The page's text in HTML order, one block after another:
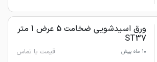
ورق اسیدشویی ضخامت 5 عرض 1 متر
ST37
10 ماه پیش قیمت با تماس